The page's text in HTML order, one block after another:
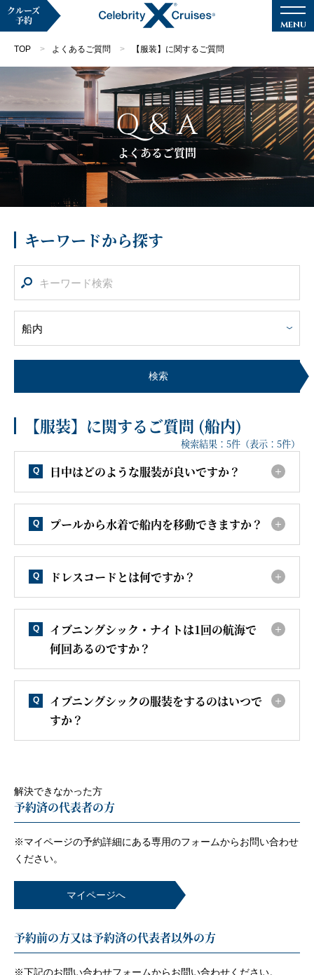
マイページ メルマガ登録
クルーズ検索
船内へようこそ
客船のご案内
トピックス パンフレット
ご予約後の流れ お問い合わせ
よくあるご質問
セレブリティクルーズの世
界
クルーズ
予約
TOP よくあるご質問 【服装】に関するご質問
Q & A
よくあるご質問
キーワードから探す
検索
【服装】に関するご質問 (船内)
検索結果： 5件（表示： 5件）
Q 日中はどのような服装が良いですか？
Q プールから水着で船内を移動できますか？
Q ドレスコードとは何ですか？
Q
イブニングシック・ナイトは1回の航海で
何回あるのですか？
Q
イブニングシックの服装をするのはいつで
すか？
解決できなかった方
予約済の代表者の方
※マイページの予約詳細にある専用のフォームからお問い合わせ
ください。
マイページへ
予約前の方又は予約済の代表者以外の方
※下記のお問い合わせフォームからお問い合わせください。